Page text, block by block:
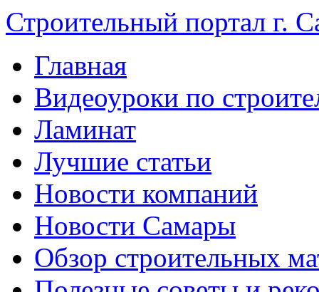
Строительный портал г.
Главная
Видеоуроки по
Ламинат
Лучшие статьи
Новости компаний
Новости Самары
Обзор строительных